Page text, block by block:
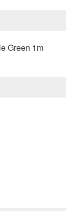
Green 1m